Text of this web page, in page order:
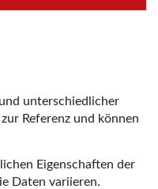
unterschiedlicher
Referenz und können
Eigenschaften der
Daten variieren.